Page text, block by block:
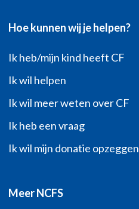
Hoe kunnen wij je helpen?
Ik heb/mijn kind heeft CF
Ik wil helpen
Ik wil meer weten over CF
Ik heb een vraag
Ik wil mijn donatie opzeggen
Meer NCFS